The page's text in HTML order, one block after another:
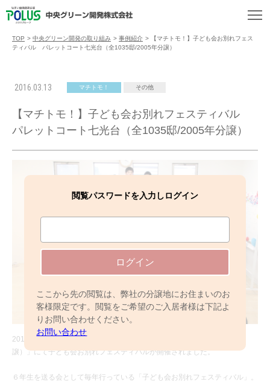
TOP > 中央グリーン開発の取り組み > 事例紹介 >
【マチトモ！】子ども会お別れフェス
ティバル パレットコート七光台（全1035邸/2005年分譲）
2016.03.13 マチトモ！ その他
【マチトモ！】子ども会お別れフェスティバル
パレットコート七光台（全1035邸/2005年分譲）
閲覧パスワードを入力しログイン
ログイン
ここから先の閲覧は、弊社の分譲地にお住まいのお
客様限定です。閲覧をご希望のご入居者様は下記よ
りお問い合わせください。
お問い合わせ
2016年3月13日（日）、「パレットコート七光台（全1035邸/2005年分
譲）」にて子ども会お別れフェスティバルが開催されました。
６年生を送る会として毎年行っている「子ども会お別れフェスティバル」。